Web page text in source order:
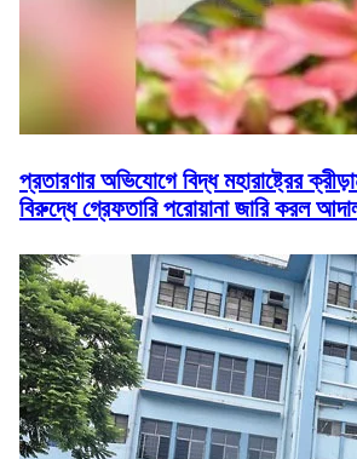
প্রতারণার অভিযোগে বিদ্ধ মহারাষ্ট্রের
বিরুদ্ধে গ্রেফতারি পরোয়ানা জারি করল